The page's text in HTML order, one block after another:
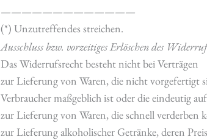
—————————————
(*) Unzutreffendes streichen.
Ausschluss bzw. vorzeitiges Erlöschen des
Das Widerrufsrecht besteht nicht bei Verträgen
zur Lieferung von Waren, die nicht vorgefertigt
Verbraucher maßgeblich ist oder die eindeutig
zur Lieferung von Waren, die schnell
zur Lieferung alkoholischer Getränke, deren